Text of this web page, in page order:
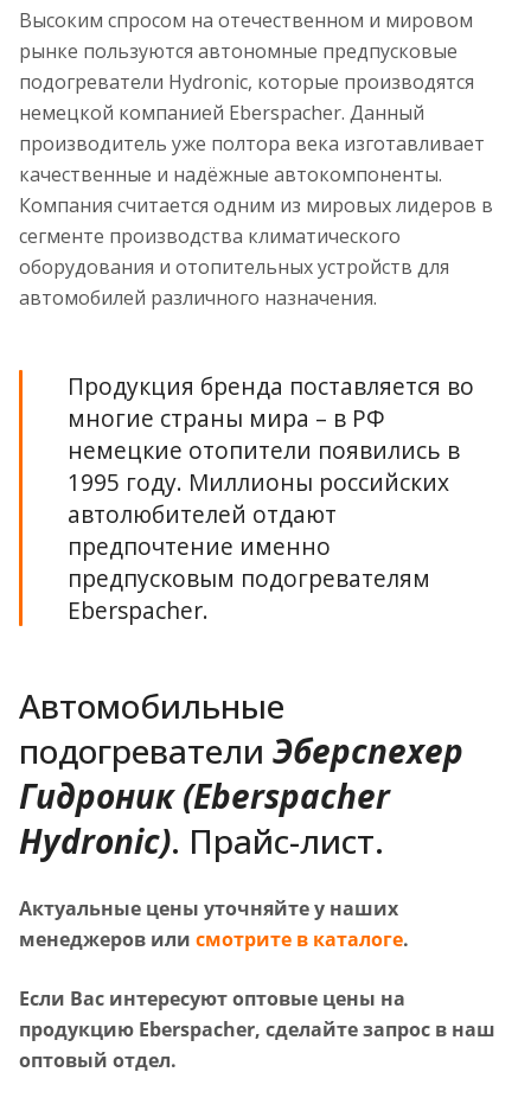
Высоким спросом на отечественном и мировом
рынке пользуются автономные предпусковые
подогреватели Hydronic, которые производятся
немецкой компанией Eberspacher. Данный
производитель уже полтора века изготавливает
качественные и надёжные автокомпоненты.
Компания считается одним из мировых лидеров в
сегменте производства климатического
оборудования и отопительных устройств для
автомобилей различного назначения.
Продукция бренда поставляется во
многие страны мира – в РФ
немецкие отопители появились в
1995 году. Миллионы российских
автолюбителей отдают
предпочтение именно
предпусковым подогревателям
Eberspacher.
Автомобильные
подогреватели Эберспехер
Гидроник (Eberspacher
Hydronic). Прайс-лист.
Актуальные цены уточняйте у наших
менеджеров или смотрите в каталоге.
Если Вас интересуют оптовые цены на
продукцию Eberspacher, сделайте запрос в наш
оптовый отдел.